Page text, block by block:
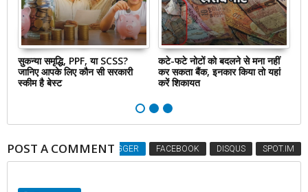
सुकन्या समृद्धि, PPF, या SCSS?
जानिए आपके लिए कौन सी सरकारी
स्कीम है बेस्ट
कटे-फटे नोटों को बदलने से मना नहीं
कर सकता बैंक, इनकार किया तो यहां
करें शिकायत
POST A COMMENTBLOGGER FACEBOOK DISQUS SPOT.IM